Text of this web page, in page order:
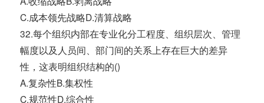
C.成本领先战略D.清算战略
32.每个组织内部在专业化分工程度、组织层次、管理
幅度以及人员间、部门间的关系上存在巨大的差异
性，这表明组织结构的()
A.复杂性B.集权性
C.规范性D.综合性